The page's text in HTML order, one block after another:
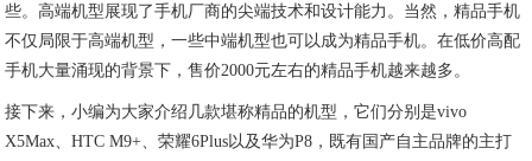
些。高端机型展现了手机厂商的尖端技术和设计能力。当然，精品手机
不仅局限于高端机型，一些中端机型也可以成为精品手机。在低价高配
手机大量涌现的背景下，售价2000元左右的精品手机越来越多。
接下来，小编为大家介绍几款堪称精品的机型，它们分别是vivo
X5Max、HTC M9+、荣耀6Plus以及华为P8，既有国产自主品牌的主打